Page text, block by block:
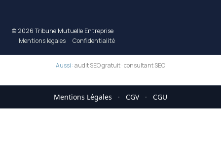
© 2026 Tribune Mutuelle Entreprise
Mentions légales
Confidentialité
Aussi :audit SEO gratuit·consultant SEO
Mentions Légales · CGV · CGU